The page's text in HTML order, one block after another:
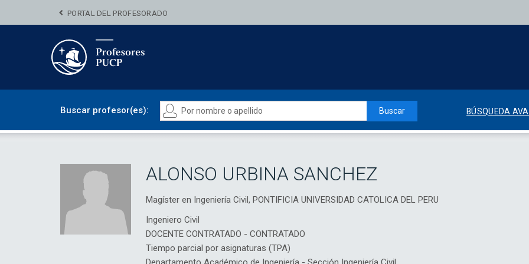
PORTAL DEL PROFESORADO
Buscar profesor(es): Buscar BÚSQUEDA
ALONSO URBINA SANCHEZ
Magíster en Ingeniería Civil, PONTIFICIA UNIVERSIDAD CATOLICA DEL PERU
Ingeniero Civil
DOCENTE CONTRATADO - CONTRATADO
Tiempo parcial por asignaturas (TPA)